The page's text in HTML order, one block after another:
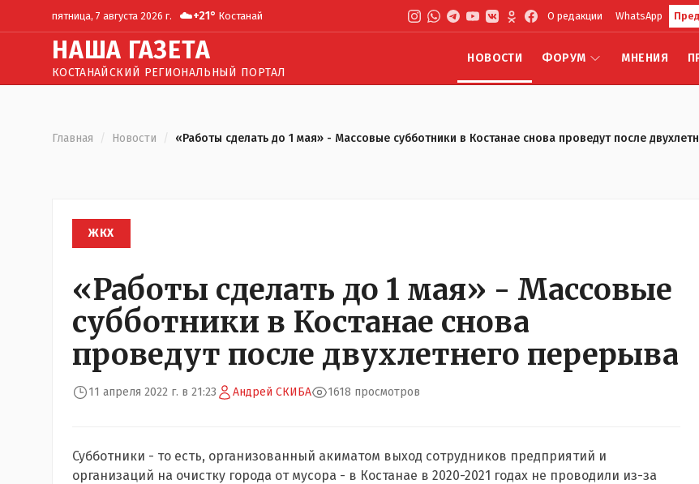
пятница, 7 августа 2026 г. ☁️+21° Костанай О редакции WhatsApp
НАША ГАЗЕТА
КОСТАНАЙСКИЙ РЕГИОНАЛЬНЫЙ ПОРТАЛ
НОВОСТИ ФОРУМ МНЕНИЯ
Главная / Новости / «Работы сделать до 1 мая» - Массовые субботники в Костанае снова проведут после
ЖКХ
«Работы сделать до 1 мая» - Массовые
субботники в Костанае снова
проведут после двухлетнего перерыва
11 апреля 2022 г. в 21:23 Андрей СКИБА 1618 просмотров
Субботники - то есть, организованный акиматом выход сотрудников предприятий и
организаций на очистку города от мусора - в Костанае в 2020-2021 годах не проводили из-за